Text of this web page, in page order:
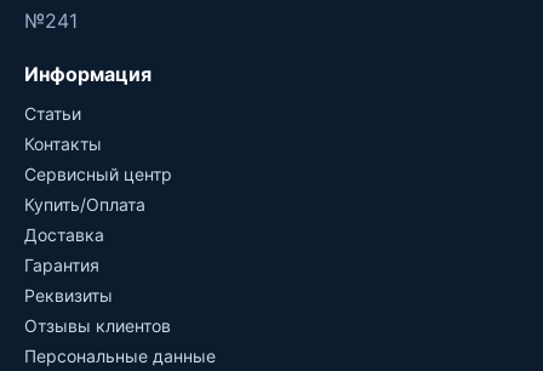
№241
Информация
Статьи
Контакты
Сервисный центр
Купить/Оплата
Доставка
Гарантия
Реквизиты
Отзывы клиентов
Персональные данные